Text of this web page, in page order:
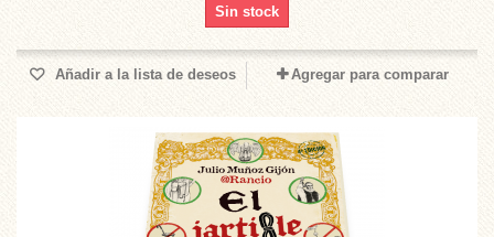
Sin stock
Añadir a la lista de deseos Agregar para comparar